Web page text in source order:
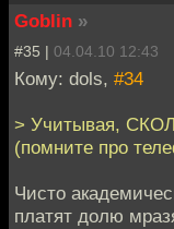
Goblin »
#35 | 04.04.10 12:43
Кому: dols, #34
> Учитывая,
(помните про
Чисто
платят долю